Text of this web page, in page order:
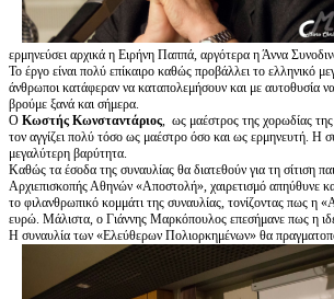
ερμηνεύσει αρχικά η Ειρήνη Παππά, αργότερα η Άννα
Το έργο είναι πολύ επίκαιρο καθώς προβάλλει το ελληνικό
άνθρωποι κατάφεραν να καταπολεμήσουν και με αυτοθυσία
βρούμε ξανά και σήμερα.
Ο Κωστής Κωνσταντάριος, ως μαέστρος της χορωδίας
τον αγγίζει πολύ τόσο ως μαέστρο όσο και ως ερμηνευτή. Η
μεγαλύτερη βαρύτητα.
Καθώς τα έσοδα της συναυλίας θα διατεθούν για τη σίτιση
Αρχιεπισκοπής Αθηνών «Αποστολή», χαιρετισμό απηύθυνε
το φιλανθρωπικό κομμάτι της συναυλίας, τονίζοντας πως η
ευρώ. Μάλιστα, ο Γιάννης Μαρκόπουλος επεσήμανε πως η
Η συναυλία των «Ελεύθερων Πολιορκημένων» θα